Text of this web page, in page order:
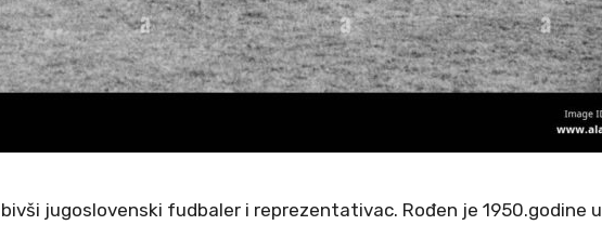
jugoslovenski fudbaler i reprezentativac. Rođen je 1950.godine u